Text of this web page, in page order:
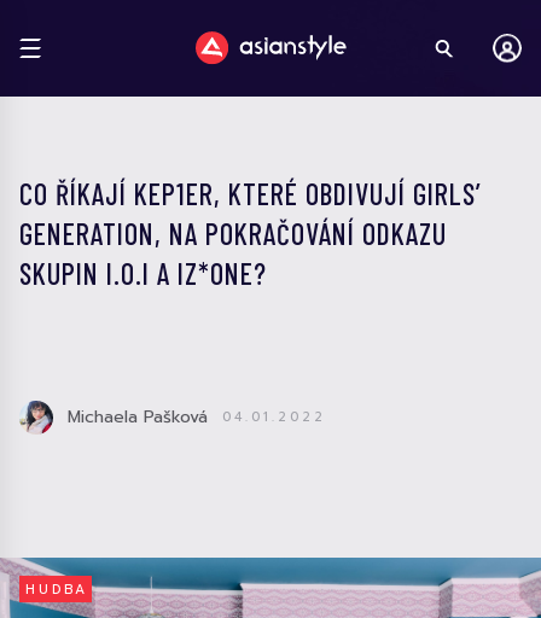
CO ŘÍKAJÍ KEP1ER, KTERÉ OBDIVUJÍ GIRLS’
GENERATION, NA POKRAČOVÁNÍ ODKAZU
SKUPIN I.O.I A IZ*ONE?
Michaela Pašková 04.01.2022
HUDBA